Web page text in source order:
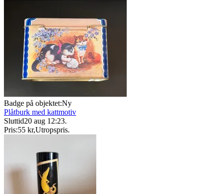
Badge på objektet:Ny
Plåtburk med kattmotiv
Sluttid20 aug 12:23.
Pris:55 kr,Utropspris.